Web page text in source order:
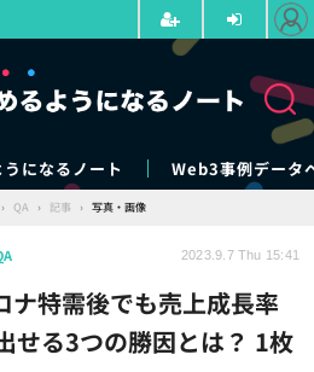
になるノート Web3事例データ
› QA › 記事 › 写真・画像
ナ特需後でも売上成長率
せる3つの勝因とは？ 1枚
2023.9.7 Thu 15:41